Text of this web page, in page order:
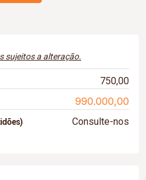
sujeitos a alteração.
750,00
990.000,00
Consulte-nos